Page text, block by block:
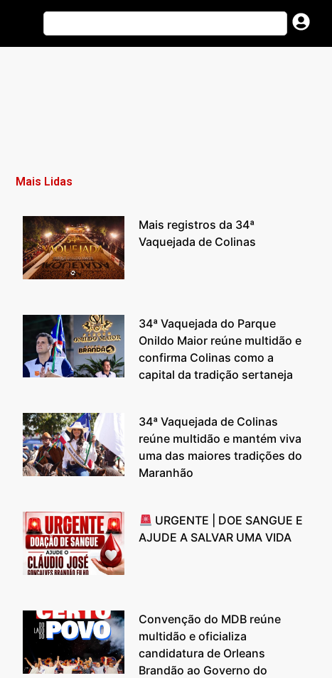
Mais Lidas
Mais registros da 34ª
Vaquejada de Colinas
34ª Vaquejada do Parque
Onildo Maior reúne multidão e
confirma Colinas como a
capital da tradição sertaneja
34ª Vaquejada de Colinas
reúne multidão e mantém viva
uma das maiores tradições do
Maranhão
URGENTE | DOE SANGUE E
AJUDE A SALVAR UMA VIDA
Convenção do MDB reúne
multidão e oficializa
candidatura de Orleans
Brandão ao Governo do